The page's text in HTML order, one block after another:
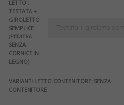
LETTO :
TESTATA +
GIROLETTO
SEMPLICE
(PEDIERA
SENZA
CORNICE IN
LEGNO)
VARIANTI LETTO CONTENITORE: SENZA
CONTENITORE